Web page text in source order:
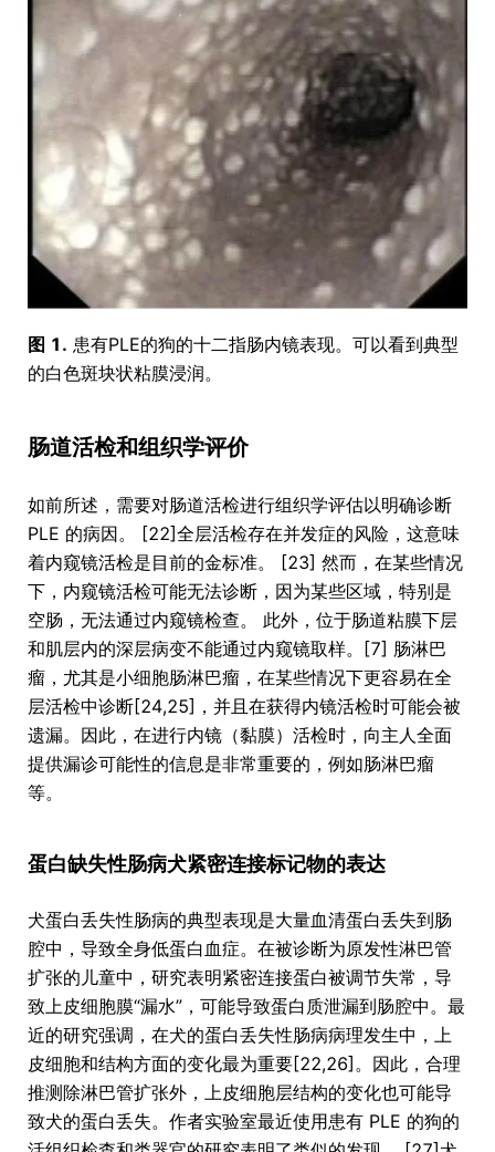
图 1. 患有PLE的狗的十二指肠内镜表现。可以看到典型
的白色斑块状粘膜浸润。
肠道活检和组织学评价
如前所述，需要对肠道活检进行组织学评估以明确诊断
PLE 的病因。 [22]全层活检存在并发症的风险，这意味
着内窥镜活检是目前的金标准。 [23] 然而，在某些情况
下，内窥镜活检可能无法诊断，因为某些区域，特别是
空肠，无法通过内窥镜检查。 此外，位于肠道粘膜下层
和肌层内的深层病变不能通过内窥镜取样。[7] 肠淋巴
瘤，尤其是小细胞肠淋巴瘤，在某些情况下更容易在全
层活检中诊断[24,25]，并且在获得内镜活检时可能会被
遗漏。因此，在进行内镜（黏膜）活检时，向主人全面
提供漏诊可能性的信息是非常重要的，例如肠淋巴瘤
等。
蛋白缺失性肠病犬紧密连接标记物的表达
犬蛋白丢失性肠病的典型表现是大量血清蛋白丢失到肠
腔中，导致全身低蛋白血症。在被诊断为原发性淋巴管
扩张的儿童中，研究表明紧密连接蛋白被调节失常，导
致上皮细胞膜“漏水”，可能导致蛋白质泄漏到肠腔中。最
近的研究强调，在犬的蛋白丢失性肠病病理发生中，上
皮细胞和结构方面的变化最为重要[22,26]。因此，合理
推测除淋巴管扩张外，上皮细胞层结构的变化也可能导
致犬的蛋白丢失。作者实验室最近使用患有 PLE 的狗的